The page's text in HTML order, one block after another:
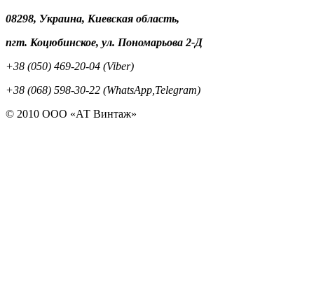
08298, Украина, Киевская область,
пгт. Коцюбинское, ул. Пономарьова 2-Д
+38 (050) 469-20-04 (Viber)
+38 (068) 598-30-22 (WhatsApp,Telegram)
© 2010 ООО «АТ Винтаж»